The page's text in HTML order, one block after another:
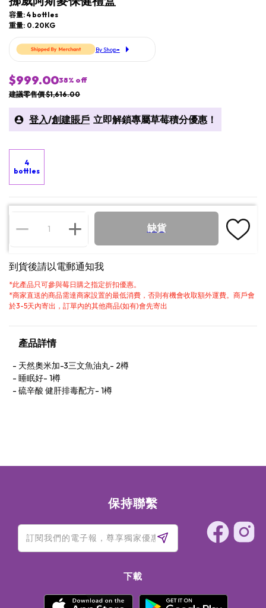
容量: 4 bottles
重量: 0.20KG
By Shop-
$999.0038% off
建議零售價 $1,616.00
登入/創建賬戶 立即解鎖專屬草莓積分優惠！
4
bottles
缺貨
到貨後請以電郵通知我
*此產品只可參與莓日購之指定折扣優惠。
*商家直送的商品需達商家設置的最低消費，否則有機會收取額外運費。商戶會
於3-5天內寄出，訂單內的其他商品(如有)會先寄出
產品詳情
天然奧米加-3三文魚油丸- 2樽
睡眠好- 1樽
硫辛酸 健肝排毒配方- 1樽
保持聯繫
下載